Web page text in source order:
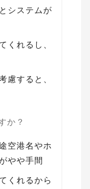
システムが
くれるし、
慮すると、
か？
空港名やホ
やや手間
くれるから